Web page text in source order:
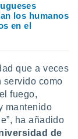
los humanos
en el
que a veces
servido como
fuego,
mantenido
ha añadido
de